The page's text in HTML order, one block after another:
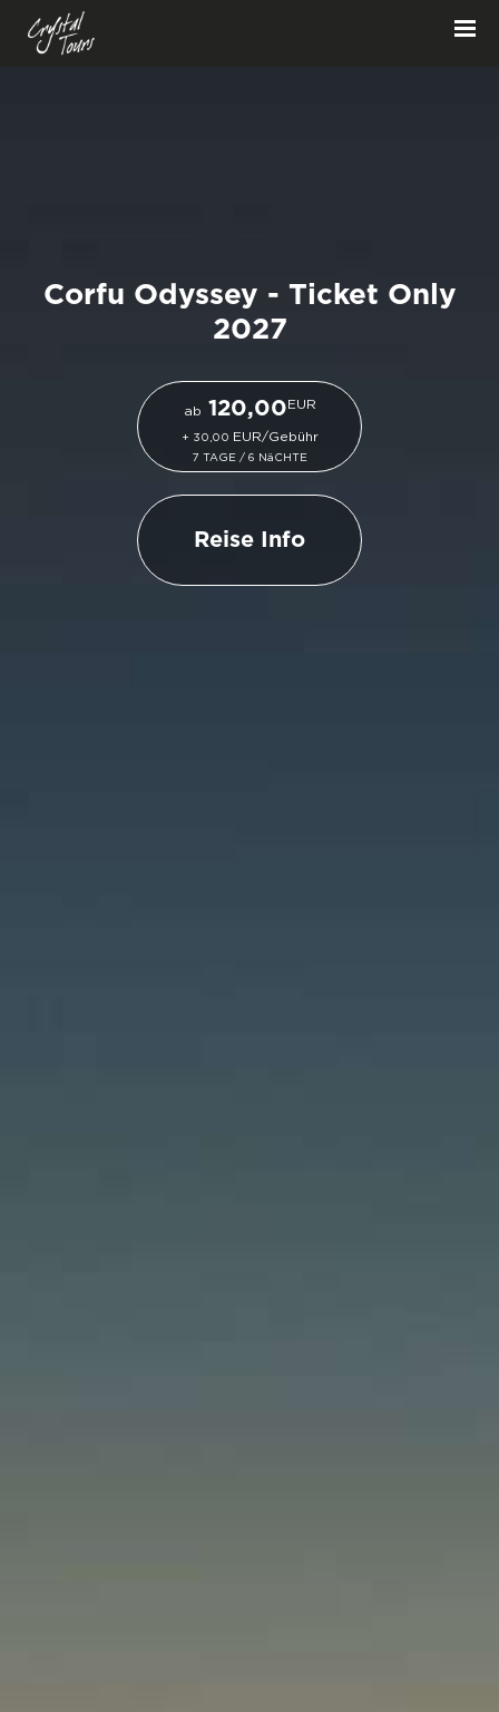
Corfu Odyssey - Ticket Only
2027
ab 120,00EUR
+ 30,00 EUR/Gebühr
7 TAGE / 6 NäCHTE
Reise Info